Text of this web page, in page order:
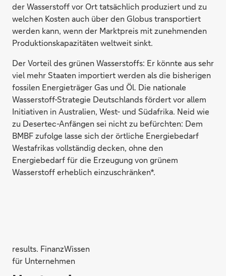
der Wasserstoff vor Ort tatsächlich produziert und zu
welchen Kosten auch über den Globus transportiert
werden kann, wenn der Marktpreis mit zunehmenden
Produktionskapazitäten weltweit sinkt.
Der Vorteil des grünen Wasserstoffs: Er könnte aus sehr
viel mehr Staaten importiert werden als die bisherigen
fossilen Energieträger Gas und Öl. Die nationale
Wasserstoff-Strategie Deutschlands fördert vor allem
Initiativen in Australien, West- und Südafrika. Neid wie
zu Desertec-Anfängen sei nicht zu befürchten: Dem
BMBF zufolge lasse sich der örtliche Energiebedarf
Westafrikas vollständig decken, ohne den
Energiebedarf für die Erzeugung von grünem
Wasserstoff erheblich einzuschränken*.
results. FinanzWissen
für Unternehmen